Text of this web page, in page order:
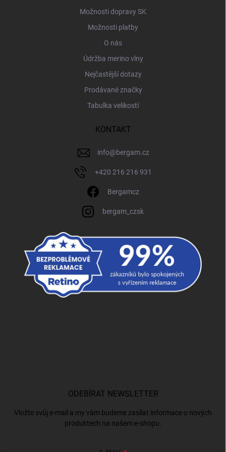
Možnosti dopravy SK
Možnosti platby
O nás
Údržba merino vlny
Nejčastější dotazy
Prodávané značky
Tabulka velikostí
KONTAKT
info@bergam.cz
+420 216 216 931
Bergamcz
bergam_czsk
ODEBÍRAT NEWSLETTER
Vložte svůj e-mail a my vám budeme zasílat informace o nových
produktech na našem e-shopu.